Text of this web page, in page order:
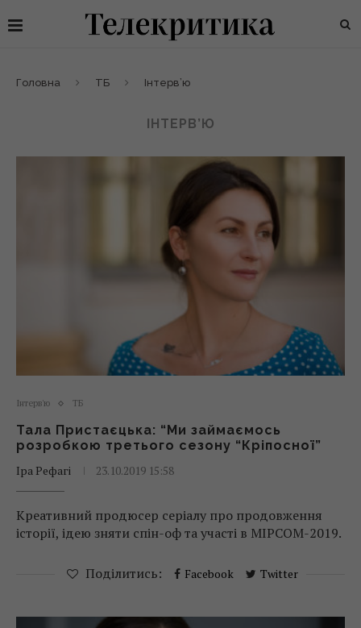
Головна ТБ Інтерв’ю
ІНТЕРВ’Ю
Інтерв'ю ТБ
Тала Пристаєцька: “Ми займаємось
розробкою третього сезону “Кріпосної”
Іра Рефагі
23.10.2019 15:58
Креативний продюсер серіалу про продовження
історії, ідею зняти спін-оф та участі в MIPCOM-2019.
Поділитись: Facebook Twitter